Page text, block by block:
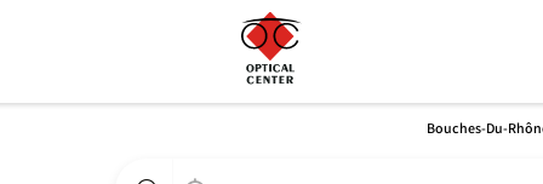
Bouches-Du-